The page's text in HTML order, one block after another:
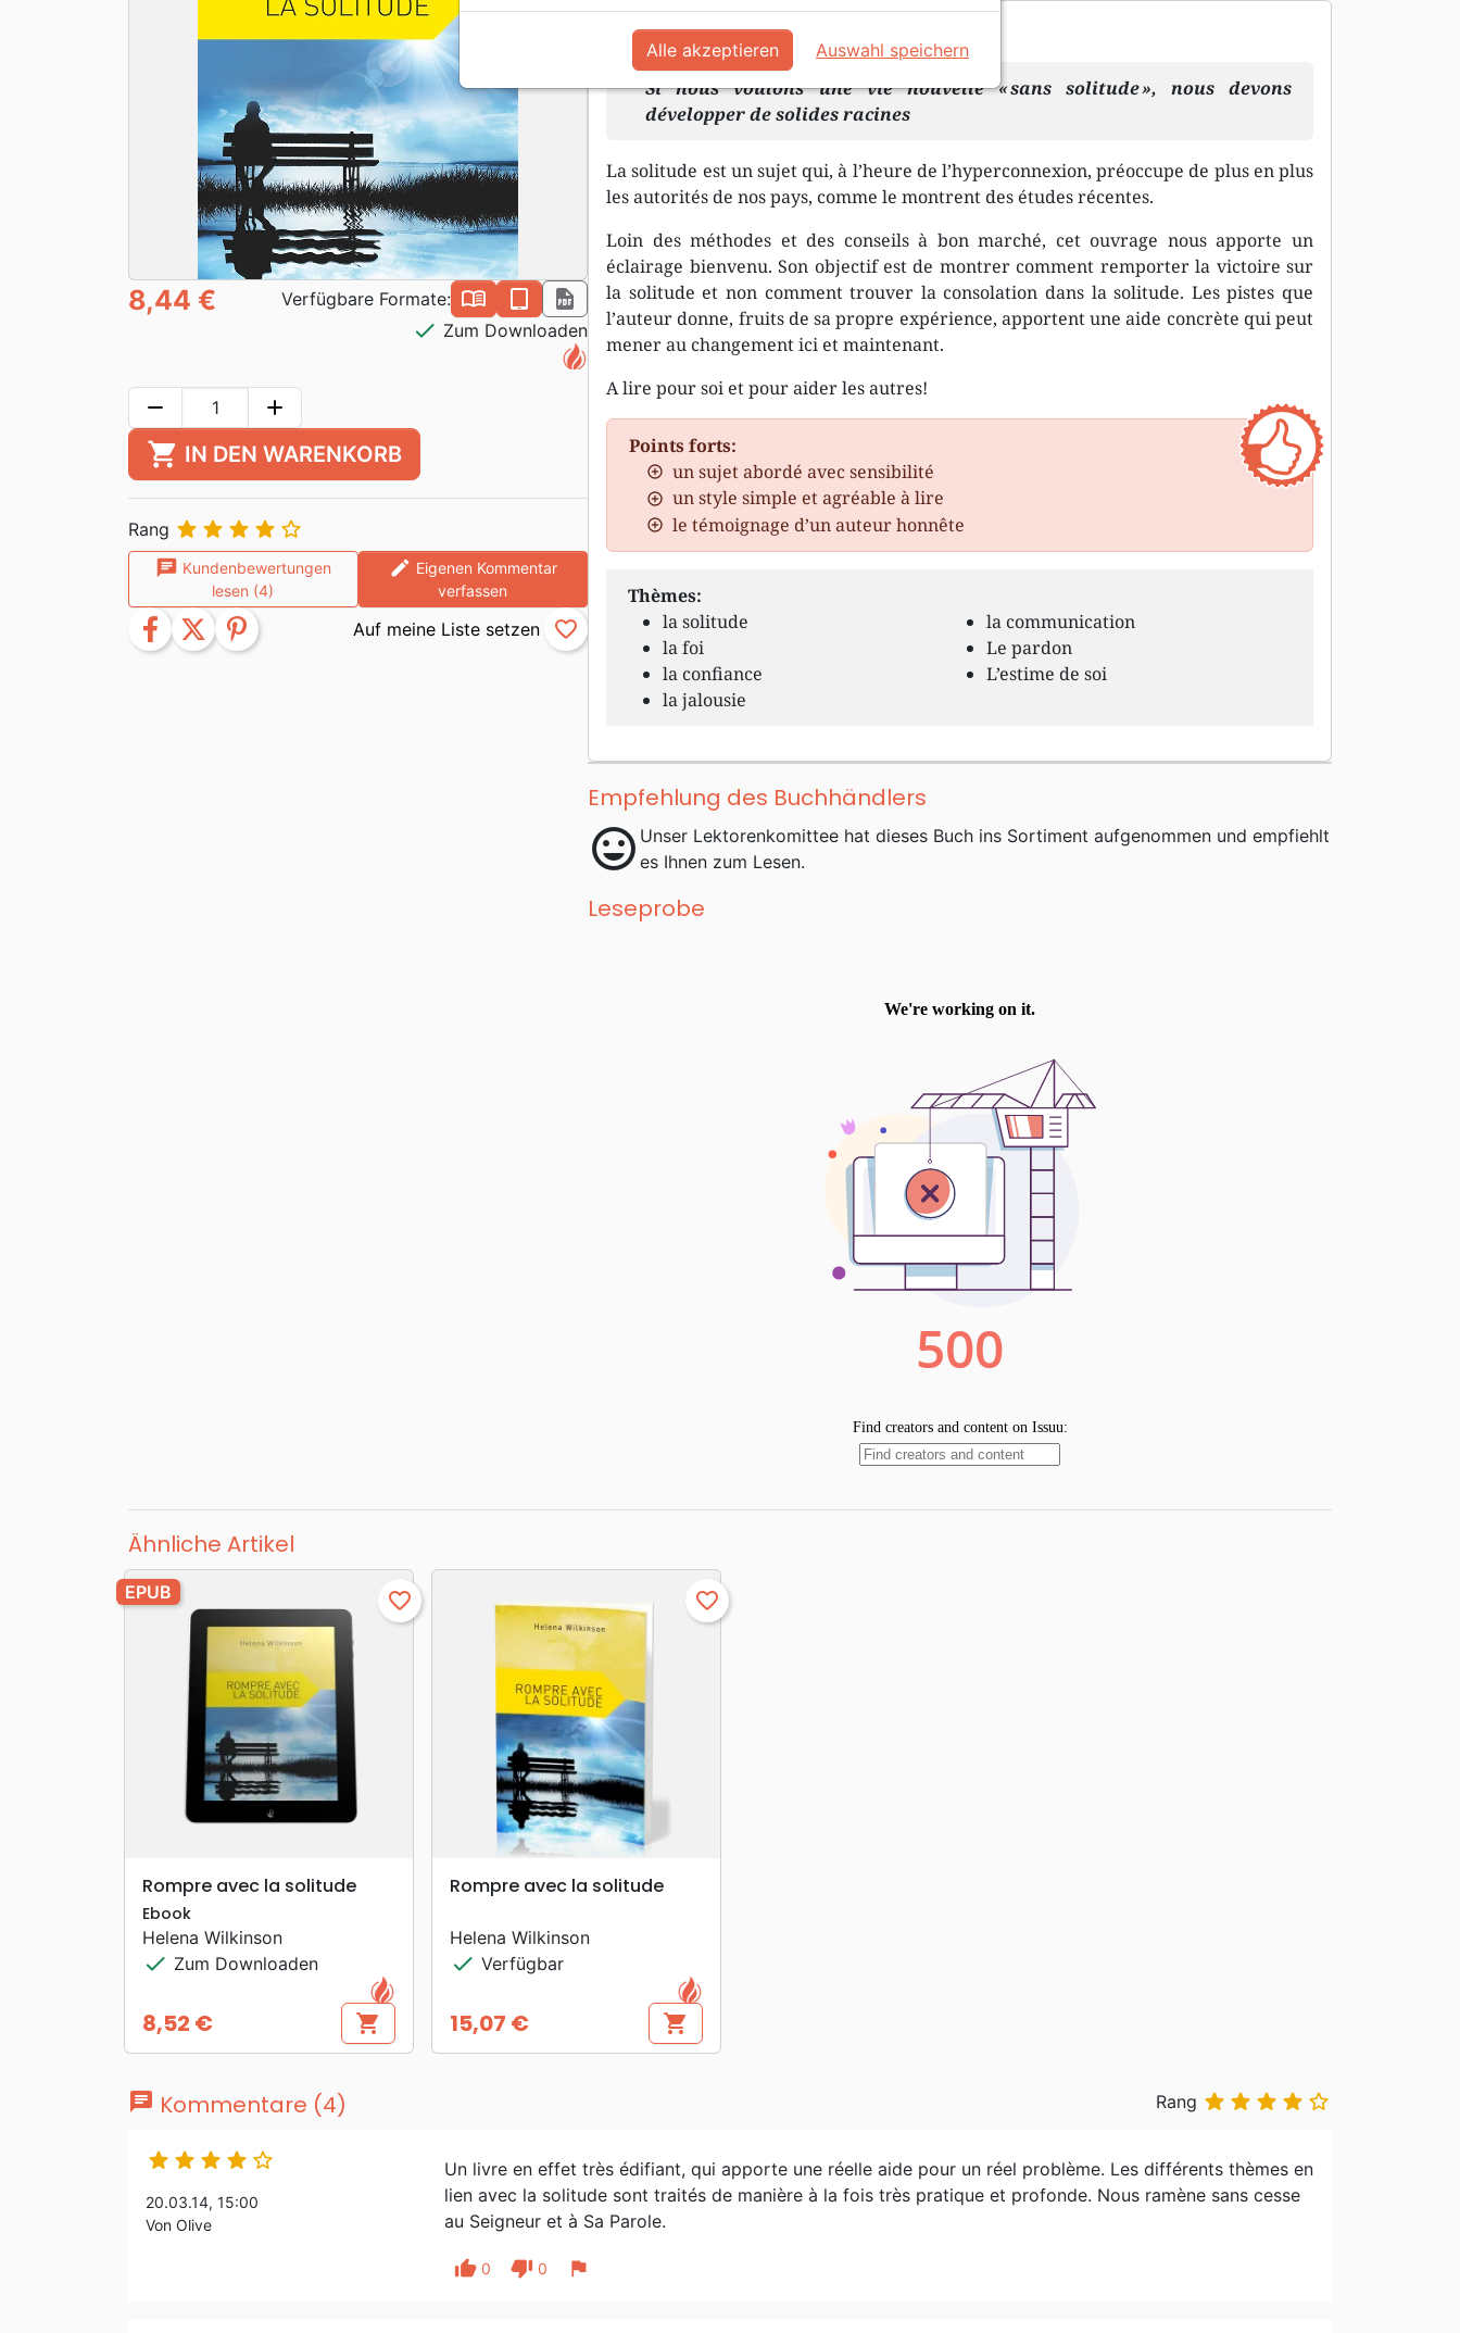
En format pdf.
Si nous voulons une vie nouvelle « sans solitude », nous devons
développer de solides racines
La solitude est un sujet qui, à l’heure de l’hyperconnexion, préoccupe de plus en plus
les autorités de nos pays, comme le montrent des études récentes.
Loin des méthodes et des conseils à bon marché, cet ouvrage nous apporte un
éclairage bienvenu. Son objectif est de montrer comment remporter la victoire sur
la solitude et non comment trouver la consolation dans la solitude. Les pistes que
l’auteur donne, fruits de sa propre expérience, apportent une aide concrète qui peut
mener au changement ici et maintenant.
A lire pour soi et pour aider les autres!
Points forts:
un sujet abordé avec sensibilité
un style simple et agréable à lire
le témoignage d’un auteur honnête
Thèmes:
la solitude
la foi
la confiance
la jalousie
la communication
Le pardon
L’estime de soi
Empfehlung des Buchhändlers
moodUnser Lektorenkomittee hat dieses Buch ins Sortiment aufgenommen und empfiehlt
es Ihnen zum Lesen.
Leseprobe
8,44 € Verfügbare Formate: book_open epub
pdf
check Zum Downloaden
remove add
shopping_cart IN DEN WARENKORB
Rang     
chat Kundenbewertungen
lesen (4)
edit Eigenen Kommentar
verfassen
facebook twitter pinterest favorite_border
Ähnliche Artikel
VORSCHAU
EPUB favorite_border
Rompre avec la solitude
Ebook
Helena Wilkinson
check Zum Downloaden
Preis
8,52 € shopping_cart
VORSCHAU
favorite_border
Rompre avec la solitude
Helena Wilkinson
check Verfügbar
Preis
15,07 € shopping_cart
chat Kommentare (4) Rang     
    
20.03.14, 15:00
Von Olive
Un livre en effet très édifiant, qui apporte une réelle aide pour un réel problème. Les différents thèmes en
lien avec la solitude sont traités de manière à la fois très pratique et profonde. Nous ramène sans cesse
au Seigneur et à Sa Parole.
thumb_up 0 thumb_down 0 flag
Alle akzeptieren Auswahl speichern